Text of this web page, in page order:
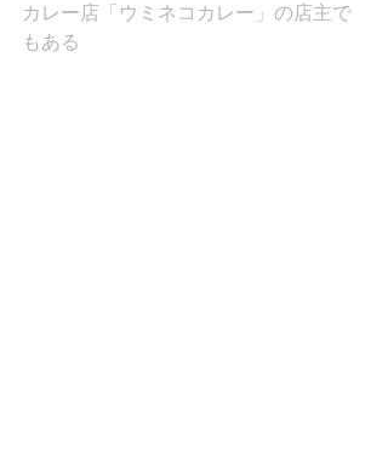
カレー店「ウミネコカレー」の店主で
もある